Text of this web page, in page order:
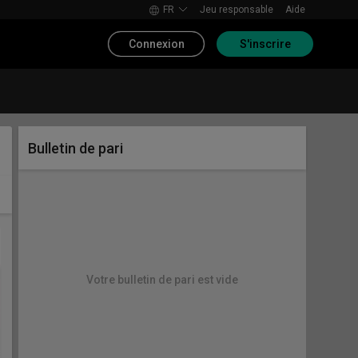
FR Jeu responsable Aide
Connexion S'inscrire
1er set 7-5 ou 7-6
Bulletin de pari
Votre bulletin de pari est vide